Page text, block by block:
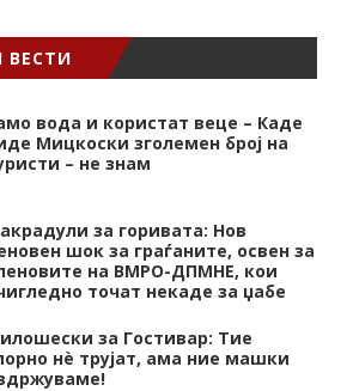
ВЕСТИ
вода и користат веце – Каде
Мицкоски зголемен број на
– не знам
за горивата: Нов
шок за граѓаните, освен за
на ВМРО-ДПМНЕ, кои
точат некаде за џабе
за Гостивар: Тие
нѐ трујат, ама ние машки